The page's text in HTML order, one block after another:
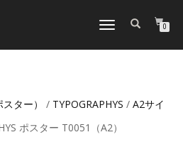
ナ
ゲ
ン
り
0
ター） / TYPOGRAPHYS / A2サイ
ポスター T0051（A2）